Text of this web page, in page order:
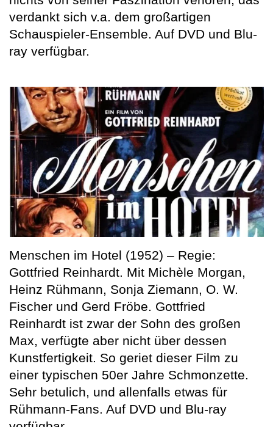
verdankt sich v.a. dem großartigen
Schauspieler-Ensemble. Auf DVD und Blu-
ray verfügbar.
Menschen im Hotel (1952) – Regie:
Gottfried Reinhardt. Mit Michèle Morgan,
Heinz Rühmann, Sonja Ziemann, O. W.
Fischer und Gerd Fröbe. Gottfried
Reinhardt ist zwar der Sohn des großen
Max, verfügte aber nicht über dessen
Kunstfertigkeit. So geriet dieser Film zu
einer typischen 50er Jahre Schmonzette.
Sehr betulich, und allenfalls etwas für
Rühmann-Fans. Auf DVD und Blu-ray